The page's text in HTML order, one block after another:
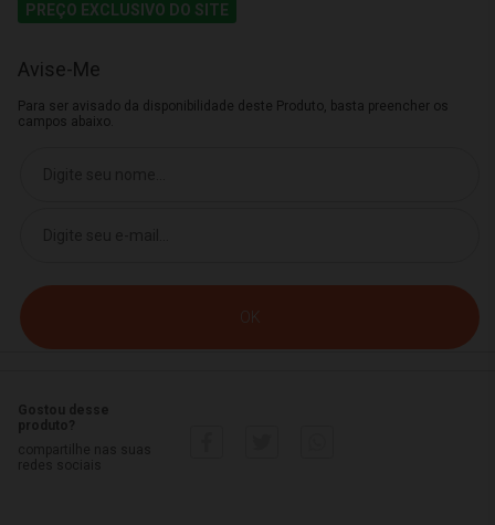
PREÇO EXCLUSIVO DO SITE
Avise-Me
Para ser avisado da disponibilidade deste Produto, basta preencher os
campos abaixo.